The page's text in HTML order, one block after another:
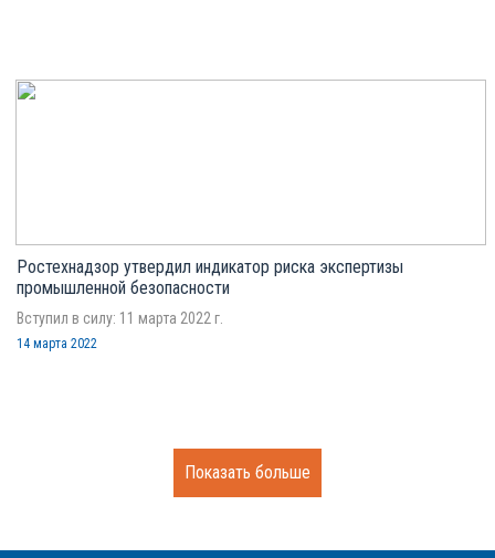
Ростехнадзор утвердил индикатор риска экспертизы
промышленной безопасности
Вступил в силу: 11 марта 2022 г.
14 марта 2022
Показать больше